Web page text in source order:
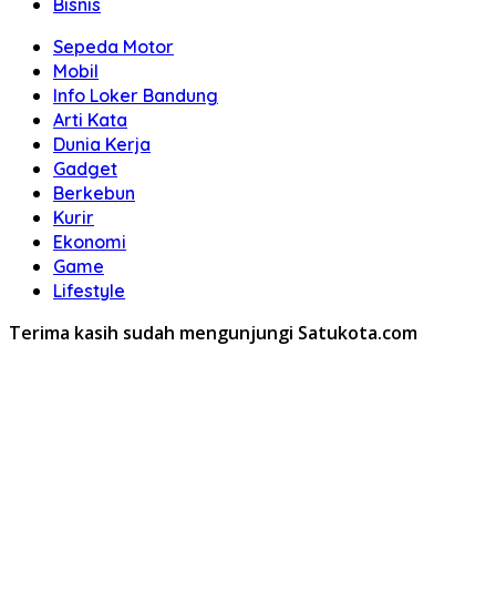
Bisnis
Sepeda Motor
Mobil
Info Loker Bandung
Arti Kata
Dunia Kerja
Gadget
Berkebun
Kurir
Ekonomi
Game
Lifestyle
Terima kasih sudah mengunjungi Satukota.com